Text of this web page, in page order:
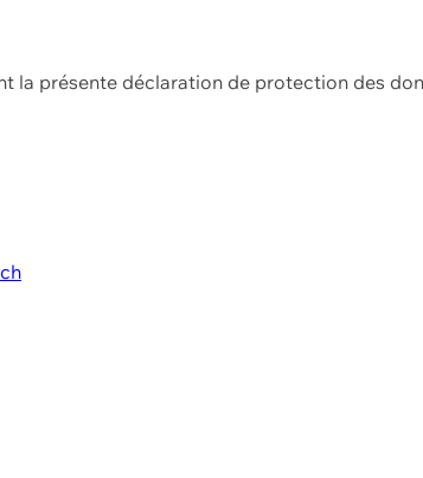
la présente déclaration de protection des